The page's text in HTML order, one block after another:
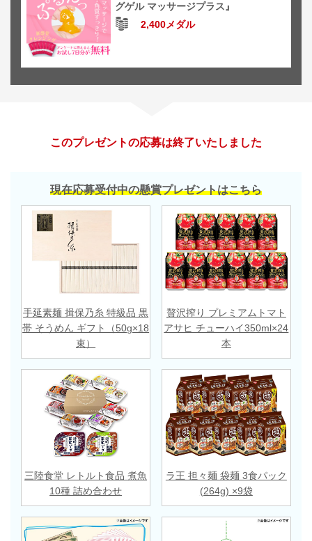
グゲル マッサージプラス』
2,400メダル
このプレゼントの応募は終了いたしました
現在応募受付中の懸賞プレゼントはこちら
手延素麺 揖保乃糸 特級品 黒
帯 そうめん ギフト（50g×18
束）
贅沢搾り プレミアムトマト
アサヒ チューハイ350ml×24
本
三陸食堂 レトルト食品 煮魚
10種 詰め合わせ
ラ王 担々麺 袋麺 3食パック
(264g) ×9袋